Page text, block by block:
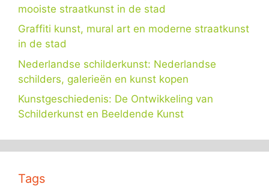
mooiste straatkunst in de stad
Graffiti kunst, mural art en moderne straatkunst
in de stad
Nederlandse schilderkunst: Nederlandse
schilders, galerieën en kunst kopen
Kunstgeschiedenis: De Ontwikkeling van
Schilderkunst en Beeldende Kunst
Tags